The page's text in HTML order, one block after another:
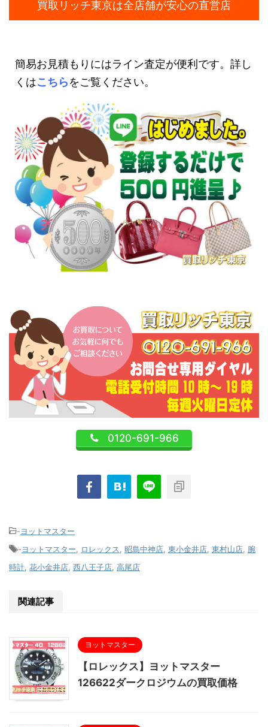
買取リッチ東京は全店舗が安心の直営店
簡易お見積もりにはライン査定が便利です。詳し
くはこちらをご覧ください。
0120-691-966
-ヨットマスター
-ヨットマスター, ロレックス, 昭島中神店, 東小金井店, 東村山店, 腕
時計, 花小金井店, 西八王子店, 高尾店
関連記事
ヨットマスター
【ロレックス】ヨットマスター
126622ダークロジウムの買取価格